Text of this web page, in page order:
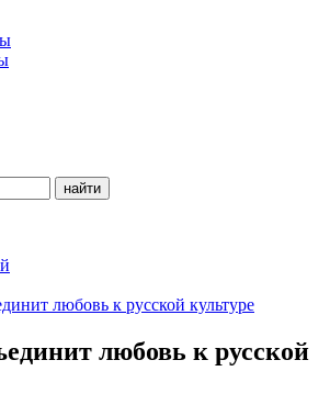
любовь к русской культуре
любовь к русской